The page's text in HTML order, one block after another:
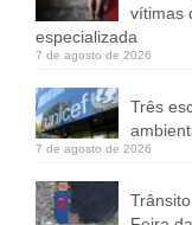
vítimas
especializada
7 de agosto de 2026
Três
7 de agosto de 2026